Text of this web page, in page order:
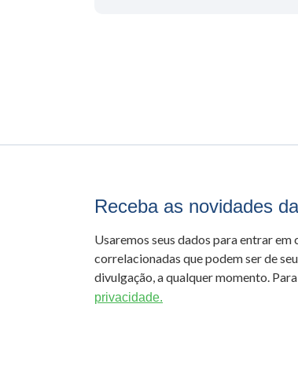
Receba as novidades
Usaremos seus dados para entrar
correlacionadas que podem ser de
divulgação, a qualquer momento.
privacidade.